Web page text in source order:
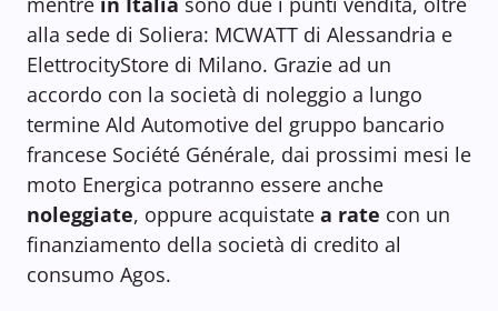
alla sede di Soliera: MCWATT di Alessandria e
ElettrocityStore di Milano. Grazie ad un
accordo con la società di noleggio a lungo
termine Ald Automotive del gruppo bancario
francese Société Générale, dai prossimi mesi le
moto Energica potranno essere anche
noleggiate, oppure acquistate a rate con un
finanziamento della società di credito al
consumo Agos.